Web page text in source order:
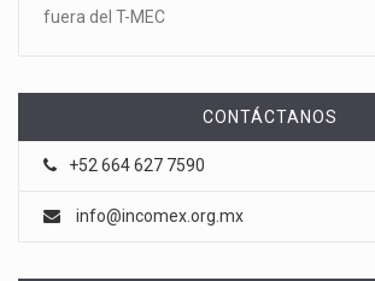
fuera del T-MEC
CONTÁCTANOS
+52 664 627 7590
info@incomex.org.mx